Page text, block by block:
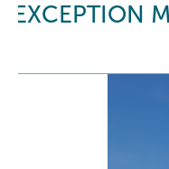
EXCEPTION